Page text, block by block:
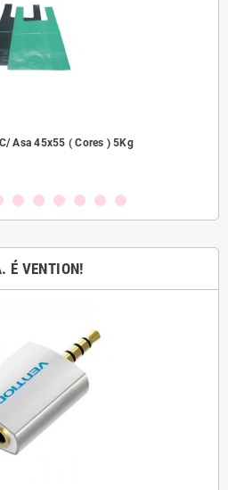
Asa 45x55 ( Cores ) 5Kg
É VENTION!